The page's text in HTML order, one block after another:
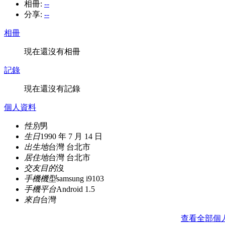
相冊: --
分享: --
相冊
現在還沒有相冊
記錄
現在還沒有記錄
個人資料
性別男
生日1990 年 7 月 14 日
出生地台灣 台北市
居住地台灣 台北市
交友目的沒
手機機型samsung i9103
手機平台Android 1.5
來自台灣
查看全部個